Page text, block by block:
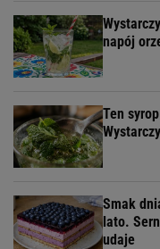
napój
Ten
Smak
lato.
udaje